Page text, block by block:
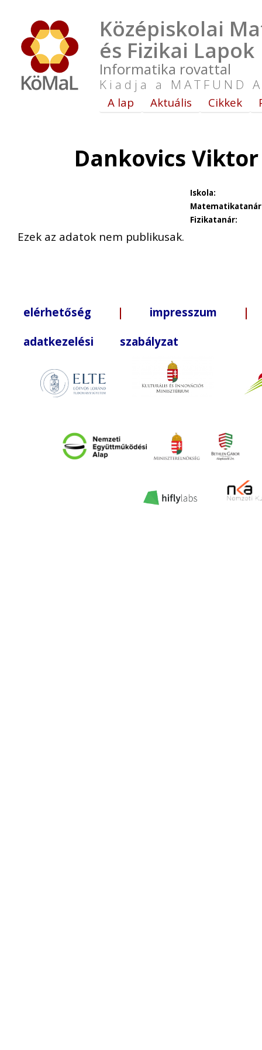
Középiskolai
és Fizikai Lapok
Informatika rovattal
Kiadja a MATFUND
A lap Aktuális Cikkek
Dankovics
Iskola:
Fizikatanár:
Ezek az adatok nem publikusak.
elérhetőség | impresszum |
adatkezelési szabályzat